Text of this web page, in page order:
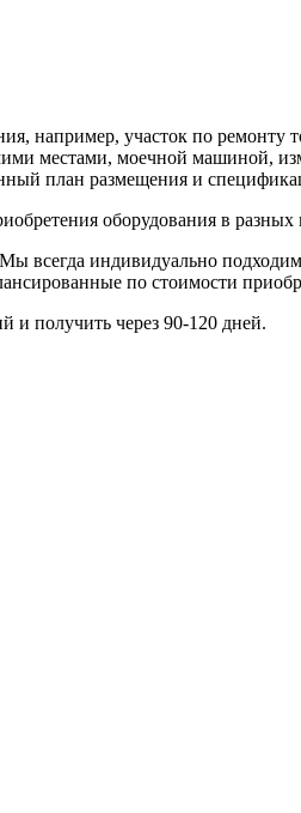
например, участок по
местами, моечной машиной,
план размещения и
оборудования в
всегда индивидуально
по стоимости
и получить через 90-120 дней.